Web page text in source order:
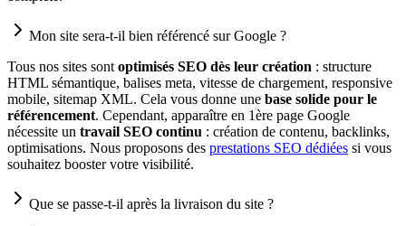
Mon site sera-t-il bien référencé sur Google ?
Tous nos sites sont optimisés SEO dès leur création : structure
HTML sémantique, balises meta, vitesse de chargement, responsive
mobile, sitemap XML. Cela vous donne une base solide pour le
référencement. Cependant, apparaître en 1ère page Google
nécessite un travail SEO continu : création de contenu, backlinks,
optimisations. Nous proposons des prestations SEO dédiées si vous
souhaitez booster votre visibilité.
Que se passe-t-il après la livraison du site ?